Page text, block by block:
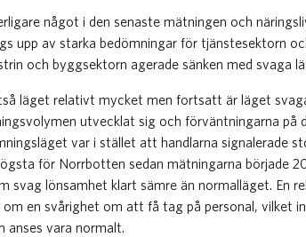
något i den senaste mätningen och
upp av starka bedömningar för tjänstesektorn
och byggsektorn agerade sänken med svaga
läget relativt mycket men fortsatt är läget
utvecklat sig och förväntningarna på
var i stället att handlarna signalerade
för Norrbotten sedan mätningarna började
svag lönsamhet klart sämre än normalläget. En
en svårighet om att få tag på personal, vilket
anses vara normalt.